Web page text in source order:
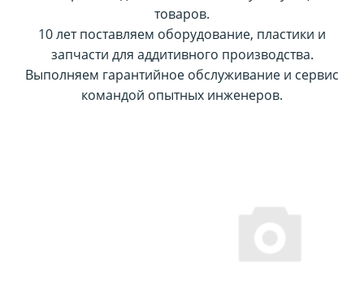
товаров.
10 лет поставляем оборудование, пластики и
запчасти для аддитивного производства.
Выполняем гарантийное обслуживание и сервис
командой опытных инженеров.